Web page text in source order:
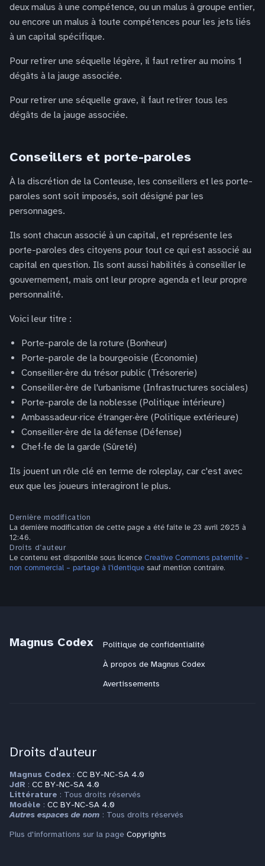
deux malus à une compétence, ou un malus à groupe entier,
ou encore un malus à toute compétences pour les jets liés
à un capital spécifique.
Pour retirer une séquelle légère, il faut retirer au moins 1
dégâts à la jauge associée.
Pour retirer une séquelle grave, il faut retirer tous les
dégâts de la jauge associée.
Conseillers et porte-paroles
À la discrétion de la Conteuse, les conseillers et les porte-
paroles sont soit imposés, soit désigné par les
personnages.
Ils sont chacun associé à un capital, et représente les
porte-paroles des citoyens pour tout ce qui est associé au
capital en question. Ils sont aussi habilités à conseiller le
gouvernement, mais ont leur propre agenda et leur propre
personnalité.
Voici leur titre :
Porte-parole de la roture (Bonheur)
Porte-parole de la bourgeoisie (Économie)
Conseiller·ère du trésor public (Trésorerie)
Conseiller·ère de l'urbanisme (Infrastructures sociales)
Porte-parole de la noblesse (Politique intérieure)
Ambassadeur·rice étranger·ère (Politique extérieure)
Conseiller·ère de la défense (Défense)
Chef·fe de la garde (Sûreté)
Ils jouent un rôle clé en terme de roleplay, car c'est avec
eux que les joueurs interagiront le plus.
Dernière modification
La dernière modification de cette page a été faite le 23 avril 2025 à
12:46.
Droits d’auteur
Le contenu est disponible sous licence Creative Commons paternité –
non commercial – partage à l’identique sauf mention contraire.
Magnus Codex
Politique de confidentialité
À propos de Magnus Codex
Avertissements
Droits d'auteur
Magnus Codex : CC BY-NC-SA 4.0
JdR : CC BY-NC-SA 4.0
Littérature : Tous droits réservés
Modèle : CC BY-NC-SA 4.0
Autres espaces de nom : Tous droits réservés
Plus d'informations sur la page Copyrights